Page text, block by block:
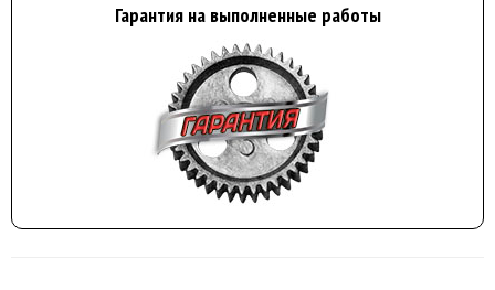
Гарантия на выполненные работы